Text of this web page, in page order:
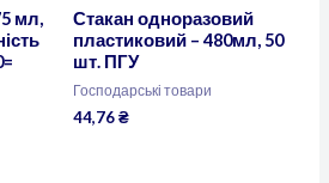
мл,
Стакан одноразовий
пластиковий – 480мл, 50
шт. ПГУ
Господарські товари
44,76₴